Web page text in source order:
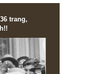
TGN
36/36 trang,